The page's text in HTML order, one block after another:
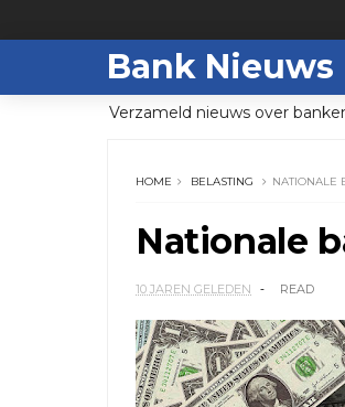
Bank Nieuws
Verzameld nieuws over
HOME BELASTING NATIONALE
Nationale
10 JAREN GELEDEN READ